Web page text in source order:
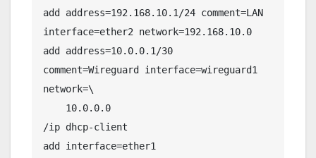
add address=192.168.10.1/24 comment=LAN
interface=ether2 network=192.168.10.0
add address=10.0.0.1/30
comment=Wireguard interface=wireguard1
network=\
/ip dhcp-client
add interface=ether1